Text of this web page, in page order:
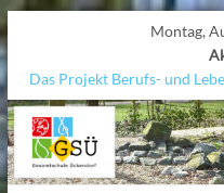
Montag,
Das Projekt Berufs- und
UNESCO Stadtradeln
KCC-Workshop
Sicherheit auf den Wellen:
Ferien!!!